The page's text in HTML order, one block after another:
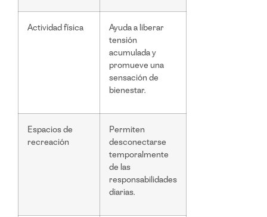
Actividad física
Ayuda a liberar
tensión
acumulada y
promueve una
sensación de
bienestar.
Espacios de
recreación
Permiten
desconectarse
temporalmente
de las
responsabilidades
diarias.